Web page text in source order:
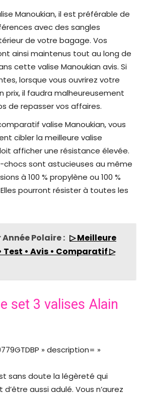
Manoukian, il est préférable de
avec des sangles
de votre bagage. Vos
ainsi maintenus tout au long de
cette valise Manoukian avis. Si
lorsque vous ouvrirez votre
prix, il faudra malheureusement
de repasser vos affaires.
valise Manoukian, vous
cibler la meilleure valise
afficher une résistance élevée.
chocs sont astucieuses au même
à 100 % propylène ou 100 %
pourront résister à toutes les
Polaire : ▷ Meilleure
Test • Avis • Comparatif ▷
set 3 valises Alain
» description= »
sans doute la légèreté qui
aussi adulé. Vous n’aurez